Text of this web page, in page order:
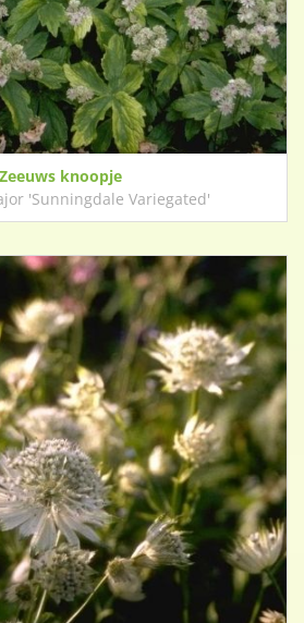
Zeeuws knoopje
'Sunningdale Variegated'